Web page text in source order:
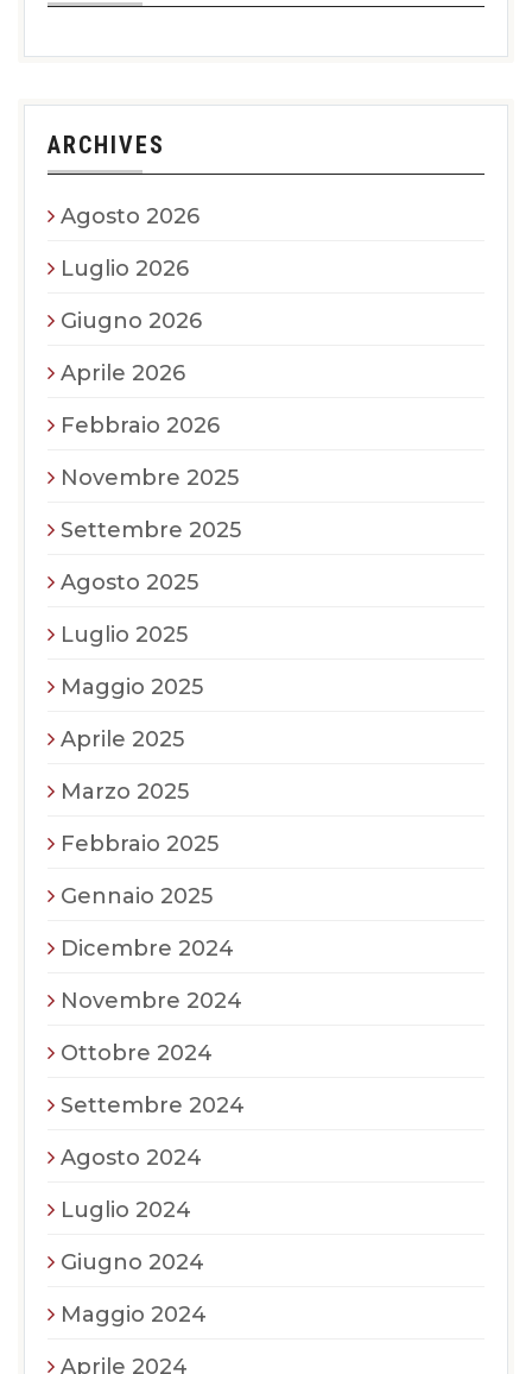
ARCHIVES
Agosto 2026
Luglio 2026
Giugno 2026
Aprile 2026
Febbraio 2026
Novembre 2025
Settembre 2025
Agosto 2025
Luglio 2025
Maggio 2025
Aprile 2025
Marzo 2025
Febbraio 2025
Gennaio 2025
Dicembre 2024
Novembre 2024
Ottobre 2024
Settembre 2024
Agosto 2024
Luglio 2024
Giugno 2024
Maggio 2024
Aprile 2024